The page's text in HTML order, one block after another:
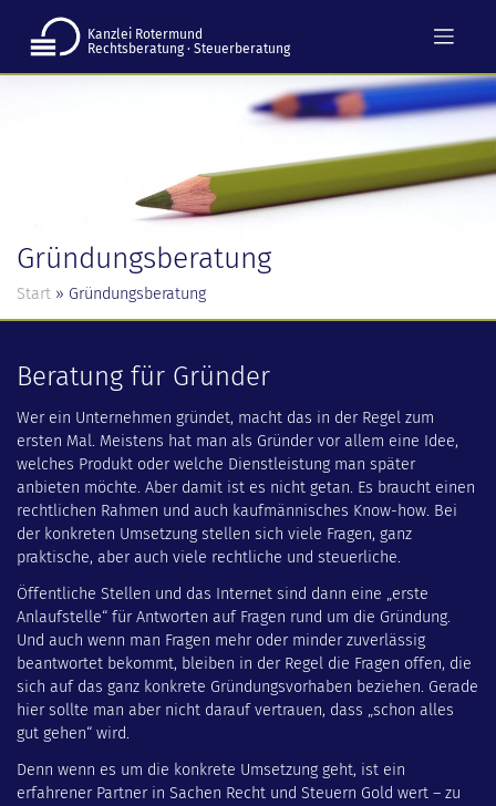
springen
Kanzlei Rotermund
Rechtsberatung · Steuerberatung
Gründungsberatung
Start » Gründungsberatung
Beratung für Gründer
Wer ein Unternehmen gründet, macht das in der Regel zum
ersten Mal. Meistens hat man als Gründer vor allem eine Idee,
welches Produkt oder welche Dienst­leistung man später
anbieten möchte. Aber damit ist es nicht getan. Es braucht einen
rechtlichen Rahmen und auch kauf­männisches Know-how. Bei
der konkreten Umsetzung stellen sich viele Fragen, ganz
praktische, aber auch viele recht­liche und steuer­liche.
Öffentliche Stellen und das Internet sind dann eine „erste
Anlauf­stelle“ für Antworten auf Fragen rund um die Gründung.
Und auch wenn man Fragen mehr oder minder zuverlässig
beantwortet bekommt, bleiben in der Regel die Fragen offen, die
sich auf das ganz konkrete Gründungs­vorhaben beziehen. Gerade
hier sollte man aber nicht darauf vertrauen, dass „schon alles
gut gehen“ wird.
Denn wenn es um die konkrete Umsetzung geht, ist ein
erfahrener Partner in Sachen Recht und Steuern Gold wert – zu